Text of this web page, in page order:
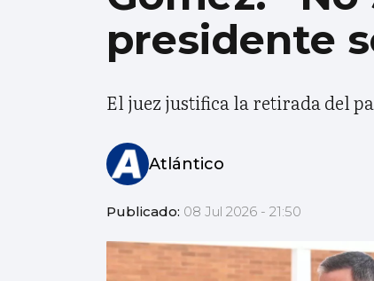
presidente
El juez justifica la retirada del
Atlántico
Publicado: 08 Jul 2026 - 21:50